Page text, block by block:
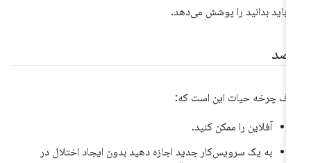
باید بدانید را پوشش می‌دهد.
چرخه حیات این است که:
آفلاین را ممکن کنید.
به یک سرویس‌کار جدید اجازه دهید بدون ایجاد اختلال در